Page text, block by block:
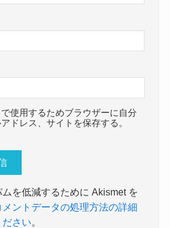
使用するためブラウザーに自分
ドレス、サイトを保存する。
を低減するために Akismet を
メントデータの処理方法の詳細
さい。